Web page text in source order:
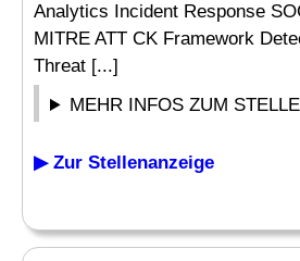
Analytics Incident Response
MITRE ATT CK Framework
Threat [...]
MEHR INFOS ZUM
▶ Zur Stellenanzeige